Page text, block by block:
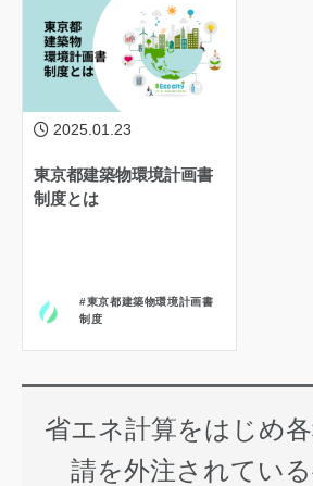
2025.01.23
東京都建築物環境計画書
制度とは
#東京都建築物環境計画書
制度
省エネ計算をはじめ
請を外注されてい